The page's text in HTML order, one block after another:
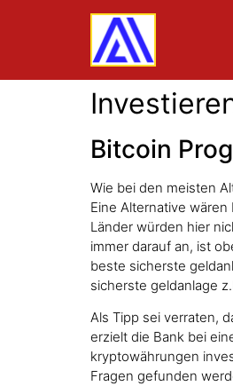
Bitcoin
Wie bei den meisten
Eine Alternative
Länder würden hier
immer darauf an, ist
beste sicherste
sicherste geldanlage
Als Tipp sei verraten,
erzielt die Bank bei
kryptowährungen
Fragen gefunden